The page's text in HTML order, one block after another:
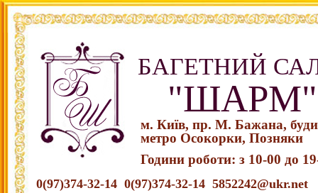
БАГЕТНИЙ
"ШАРМ"
м. Київ, пр. М. Бажана,
метро Осокорки, Позняки
Години роботи: з 10-00 до
0(97)374-32-14 0(97)374-32-14 5852242@ukr.net